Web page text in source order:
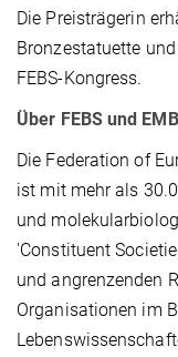
Die Preisträgerin
Bronzestatuette
FEBS-Kongress.
Über FEBS und
Die Federation of
ist mit mehr als
und
'Constituent
und angrenzenden
Organisationen im